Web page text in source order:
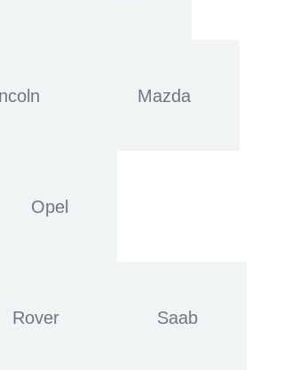
Mazda
Opel
Rover Saab